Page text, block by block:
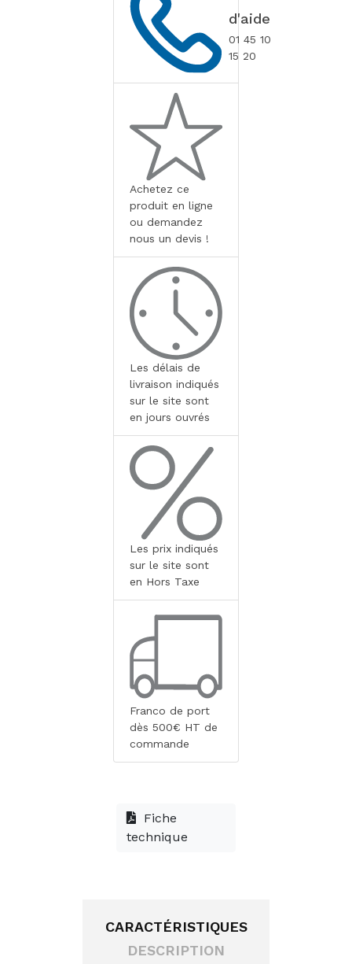
d'aide
01 45 10
15 20
Achetez ce
produit en ligne
ou demandez
nous un devis !
Les délais de
livraison indiqués
sur le site sont
en jours ouvrés
Les prix indiqués
sur le site sont
en Hors Taxe
Franco de port
dès 500€ HT de
commande
Fiche
technique
CARACTÉRISTIQUES
DESCRIPTION